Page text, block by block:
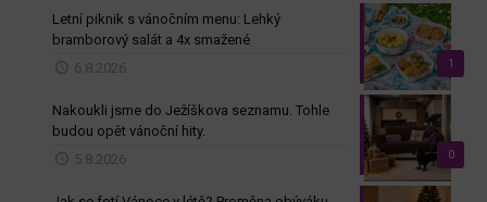
1
Letní piknik s vánočním menu: Lehký
bramborový salát a 4x smažené
6.8.2026
0
Nakoukli jsme do Ježíškova seznamu. Tohle
budou opět vánoční hity.
5.8.2026